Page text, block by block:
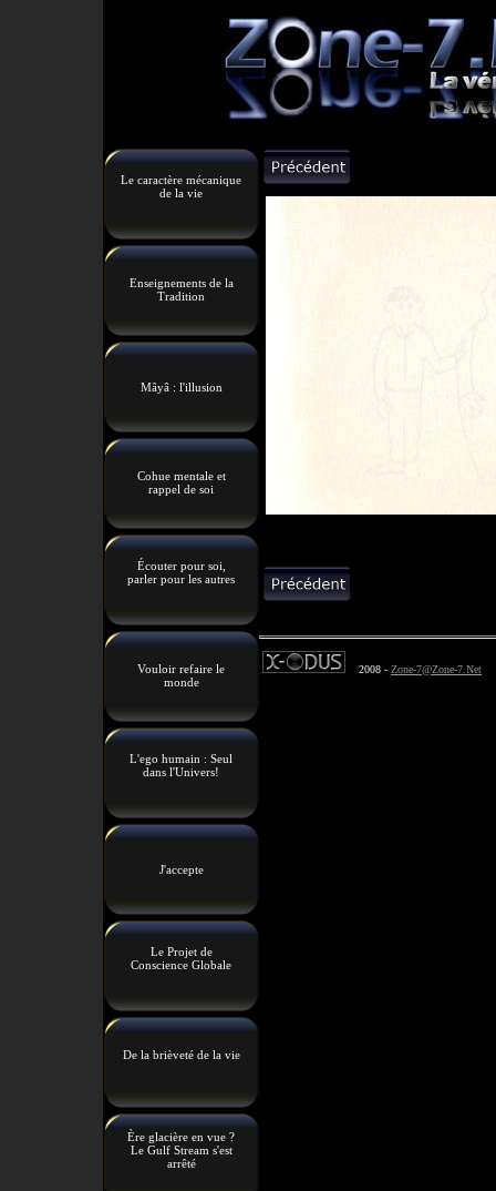
Le caractère mécanique
de la vie
Enseignements de la
Tradition
Mâyâ : l'illusion
Cohue mentale et
rappel de soi
Écouter pour soi,
parler pour les autres
Vouloir refaire le
monde
L'ego humain : Seul
dans l'Univers!
J'accepte
Le Projet de
Conscience Globale
De la brièveté de la vie
Ère glacière en vue ?
Le Gulf Stream s'est
arrêté
2008 - Zone-7@Zone-7.Net